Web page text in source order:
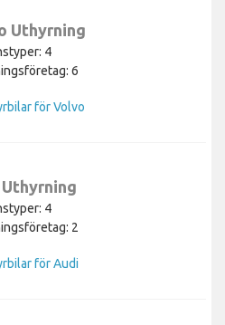
Uthyrning
4
6
för Volvo
4
2
för Audi